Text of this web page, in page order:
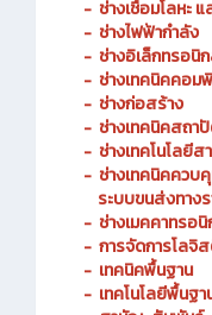
- ช่างเชื่อมโลหะ
- ช่างไฟฟ้ากำลัง
- ช่างอิเล็กทรอนิ
- ช่างเทคนิคคอม
- ช่างก่อสร้าง
- ช่างเทคนิคสถา
- ช่างเทคโนโลยีส
- ช่างเทคนิคควบ
ระบบขนส่งทาง
- ช่างเมคคาทรอ
- การจัดการโลจิ
- เทคนิคพื้นฐาน
- เทคโนโลยีพื้นฐา